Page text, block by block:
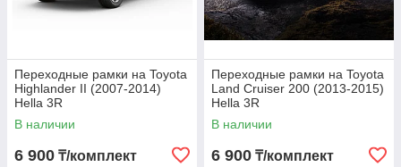
Переходные рамки на Toyota
Highlander II (2007-2014)
Hella 3R
В наличии
6 900 ₸/комплект
Переходные рамки на Toyota
Land Cruiser 200 (2013-2015)
Hella 3R
В наличии
6 900 ₸/комплект